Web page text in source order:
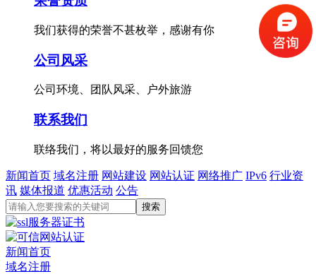
我们获得的荣誉不甚枚举，感谢有你
公司风采
公司环境、团队风采、户外旅游
联系我们
联络我们，将以最好的服务回馈您
新闻首页 域名注册 网站建设 网站认证 网络推广 IPv6 行业资
讯 媒体报道 优惠活动 公告
新闻首页
域名注册